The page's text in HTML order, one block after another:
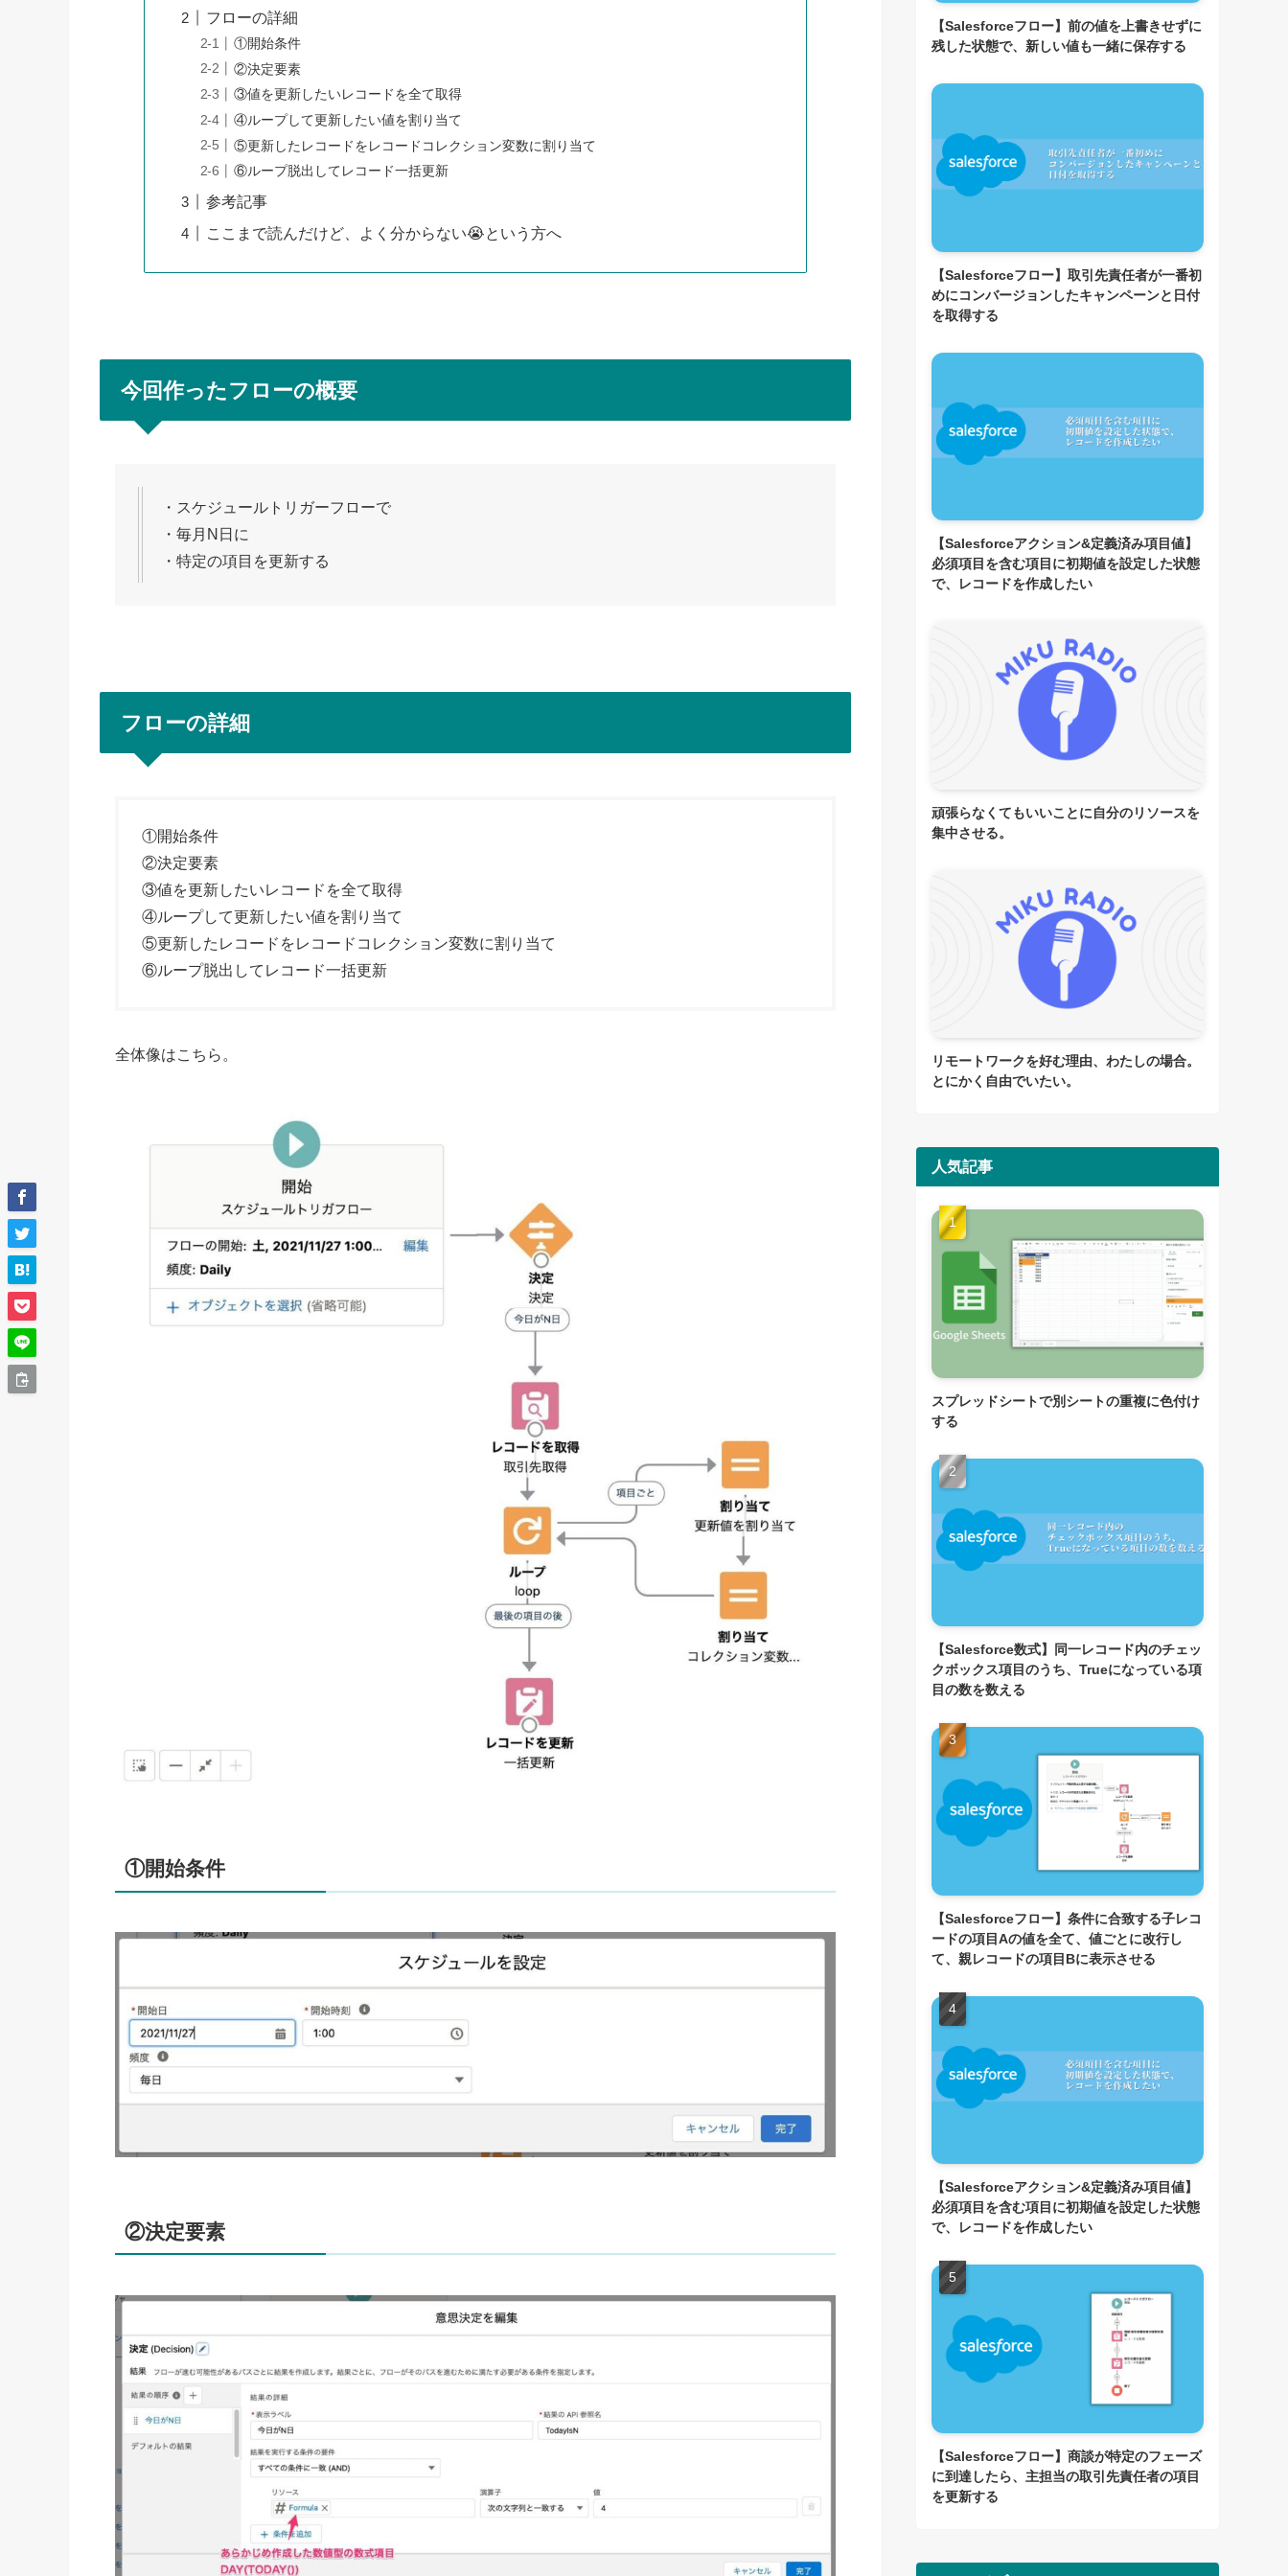
フローの詳細
①開始条件
②決定要素
③値を更新したいレコードを全て取得
④ループして更新したい値を割り当て
⑤更新したレコードをレコードコレクション変数に割り当て
⑥ループ脱出してレコード一括更新
参考記事
ここまで読んだけど、よく分からない😭という方へ
今回作ったフローの概要
・スケジュールトリガーフローで
・毎月N日に
・特定の項目を更新する
フローの詳細
①開始条件
②決定要素
③値を更新したいレコードを全て取得
④ループして更新したい値を割り当て
⑤更新したレコードをレコードコレクション変数に割り当て
⑥ループ脱出してレコード一括更新
全体像はこちら。
①開始条件
②決定要素
【Salesforceフロー】前の値を上書きせずに
残した状態で、新しい値も一緒に保存する
【Salesforceフロー】取引先責任者が一番初
めにコンバージョンしたキャンペーンと日付
を取得する
【Salesforceアクション&定義済み項目値】
必須項目を含む項目に初期値を設定した状態
で、レコードを作成したい
頑張らなくてもいいことに自分のリソースを
集中させる。
リモートワークを好む理由、わたしの場合。
とにかく自由でいたい。
人気記事
スプレッドシートで別シートの重複に色付け
する
【Salesforce数式】同一レコード内のチェッ
クボックス項目のうち、Trueになっている項
目の数を数える
【Salesforceフロー】条件に合致する子レコ
ードの項目Aの値を全て、値ごとに改行し
て、親レコードの項目Bに表示させる
【Salesforceアクション&定義済み項目値】
必須項目を含む項目に初期値を設定した状態
で、レコードを作成したい
【Salesforceフロー】商談が特定のフェーズ
に到達したら、主担当の取引先責任者の項目
を更新する